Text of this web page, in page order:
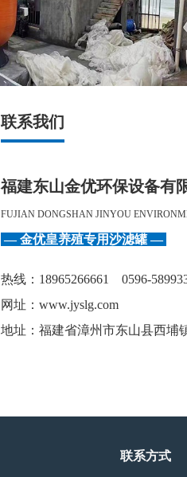
联系我们
福建东山金优环保设备有
FUJIAN DONGSHAN JINYOU
— 金优皇养殖专用沙滤罐 —
热线：18965266661 0596-
网址： www.jyslg.com
地址：福建省漳州市东山县西埔
联系方式